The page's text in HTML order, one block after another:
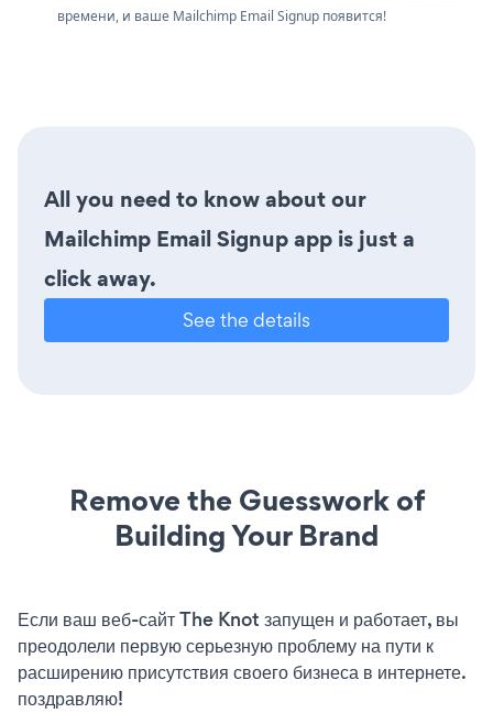
времени, и ваше Mailchimp Email Signup появится!
All you need to know about our
Mailchimp Email Signup app is just a
click away.
See the details
Remove the Guesswork of
Building Your Brand
Если ваш веб-сайт The Knot запущен и работает, вы
преодолели первую серьезную проблему на пути к
расширению присутствия своего бизнеса в интернете.
поздравляю!